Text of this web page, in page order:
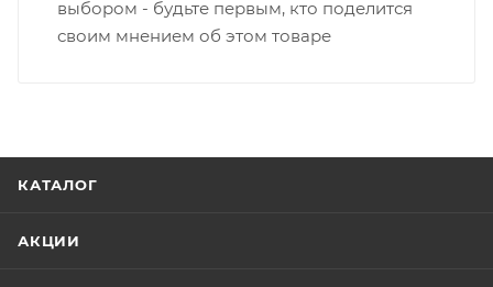
выбором - будьте первым, кто поделится
своим мнением об этом товаре
КАТАЛОГ
АКЦИИ